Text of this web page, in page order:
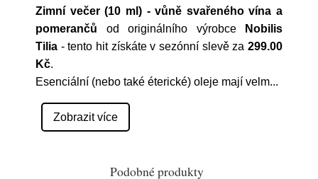
Zimní večer (10 ml) - vůně svařeného vína a
pomerančů od originálního výrobce
Nobilis
Tilia - tento hit získáte v sezónní slevě za 299.00
Kč.
Esenciální (nebo také éterické) oleje mají velm...
Zobrazit více
Podobné produkty